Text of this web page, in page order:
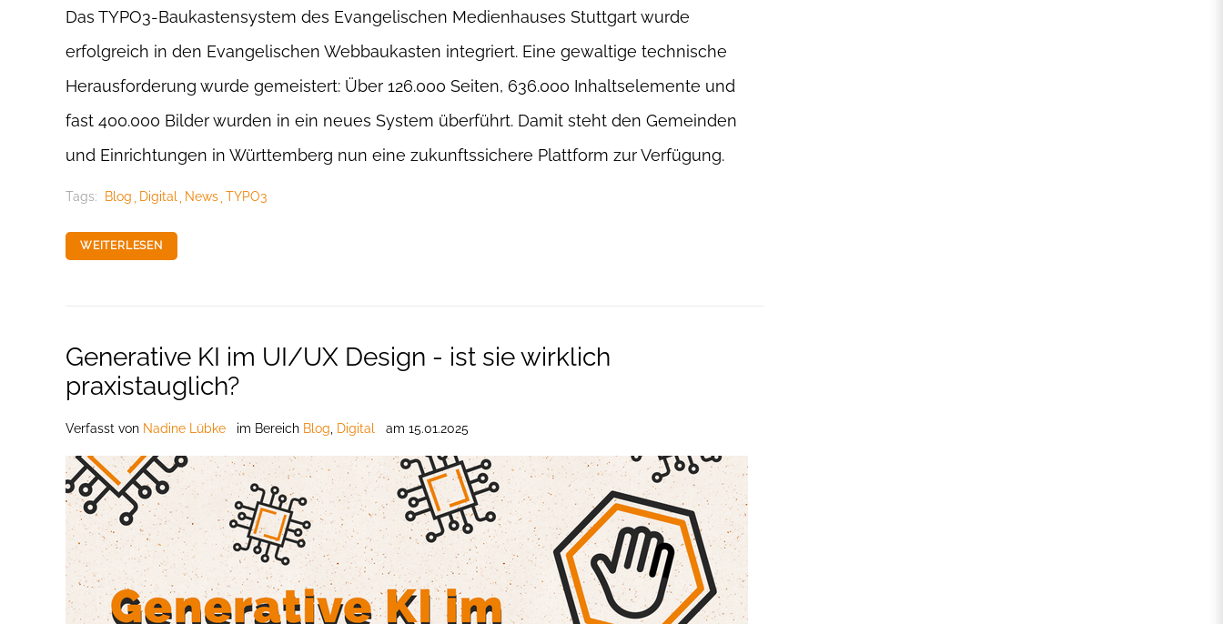
Das TYPO3-Baukastensystem des Evangelischen Medienhauses Stuttgart wurde
erfolgreich in den Evangelischen Webbaukasten integriert. Eine gewaltige technische
Herausforderung wurde gemeistert: Über 126.000 Seiten, 636.000 Inhaltselemente und
fast 400.000 Bilder wurden in ein neues System überführt. Damit steht den Gemeinden
und Einrichtungen in Württemberg nun eine zukunftssichere Plattform zur Verfügung.
Tags: Blog Digital News TYPO3
WEITERLESEN
Generative KI im UI/UX Design - ist sie wirklich
praxistauglich?
Verfasst von Nadine Lübke im Bereich Blog Digital am 15.01.2025